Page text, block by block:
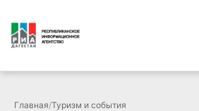
Главная/Туризм и события